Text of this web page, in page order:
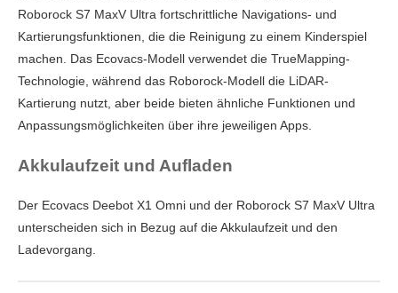
Roborock S7 MaxV Ultra fortschrittliche Navigations- und
Kartierungsfunktionen, die die Reinigung zu einem Kinderspiel
machen. Das Ecovacs-Modell verwendet die TrueMapping-
Technologie, während das Roborock-Modell die LiDAR-
Kartierung nutzt, aber beide bieten ähnliche Funktionen und
Anpassungsmöglichkeiten über ihre jeweiligen Apps.
Akkulaufzeit und Aufladen
Der Ecovacs Deebot X1 Omni und der Roborock S7 MaxV Ultra
unterscheiden sich in Bezug auf die Akkulaufzeit und den
Ladevorgang.